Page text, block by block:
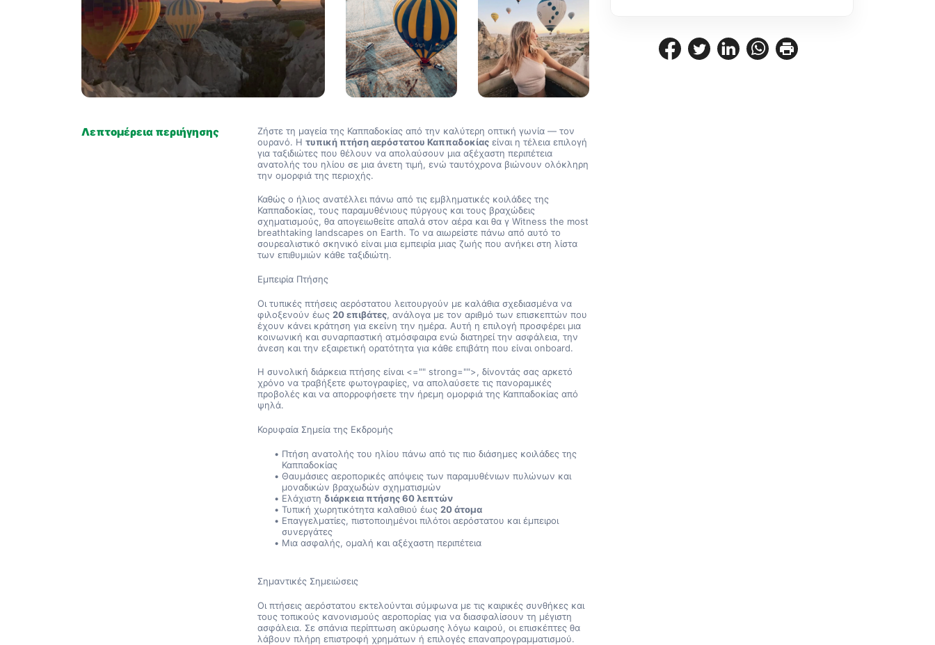
Λεπτομέρεια περιήγησης
Ζήστε τη μαγεία της Καππαδοκίας από την καλύτερη οπτική γωνία — τον
ουρανό. Η τυπική πτήση αερόστατου Καππαδοκίας είναι η τέλεια επιλογή
για ταξιδιώτες που θέλουν να απολαύσουν μια αξέχαστη περιπέτεια
ανατολής του ηλίου σε μια άνετη τιμή, ενώ ταυτόχρονα βιώνουν ολόκληρη
την ομορφιά της περιοχής.
Καθώς ο ήλιος ανατέλλει πάνω από τις εμβληματικές κοιλάδες της
Καππαδοκίας, τους παραμυθένιους πύργους και τους βραχώδεις
σχηματισμούς, θα απογειωθείτε απαλά στον αέρα και θα γ Witness the most
breathtaking landscapes on Earth. Το να αιωρείστε πάνω από αυτό το
σουρεαλιστικό σκηνικό είναι μια εμπειρία μιας ζωής που ανήκει στη λίστα
των επιθυμιών κάθε ταξιδιώτη.
Εμπειρία Πτήσης
Οι τυπικές πτήσεις αερόστατου λειτουργούν με καλάθια σχεδιασμένα να
φιλοξενούν έως 20 επιβάτες, ανάλογα με τον αριθμό των επισκεπτών που
έχουν κάνει κράτηση για εκείνη την ημέρα. Αυτή η επιλογή προσφέρει μια
κοινωνική και συναρπαστική ατμόσφαιρα ενώ διατηρεί την ασφάλεια, την
άνεση και την εξαιρετική ορατότητα για κάθε επιβάτη που είναι onboard.
Η συνολική διάρκεια πτήσης είναι <="" strong="">, δίνοντάς σας αρκετό
χρόνο να τραβήξετε φωτογραφίες, να απολαύσετε τις πανοραμικές
προβολές και να απορροφήσετε την ήρεμη ομορφιά της Καππαδοκίας από
ψηλά.
Κορυφαία Σημεία της Εκδρομής
Πτήση ανατολής του ηλίου πάνω από τις πιο διάσημες κοιλάδες της
Καππαδοκίας
Θαυμάσιες αεροπορικές απόψεις των παραμυθένιων πυλώνων και
μοναδικών βραχωδών σχηματισμών
Ελάχιστη διάρκεια πτήσης 60 λεπτών
Τυπική χωρητικότητα καλαθιού έως 20 άτομα
Επαγγελματίες, πιστοποιημένοι πιλότοι αερόστατου και έμπειροι
συνεργάτες
Μια ασφαλής, ομαλή και αξέχαστη περιπέτεια
Σημαντικές Σημειώσεις
Οι πτήσεις αερόστατου εκτελούνται σύμφωνα με τις καιρικές συνθήκες και
τους τοπικούς κανονισμούς αεροπορίας για να διασφαλίσουν τη μέγιστη
ασφάλεια. Σε σπάνια περίπτωση ακύρωσης λόγω καιρού, οι επισκέπτες θα
λάβουν πλήρη επιστροφή χρημάτων ή επιλογές επαναπρογραμματισμού.